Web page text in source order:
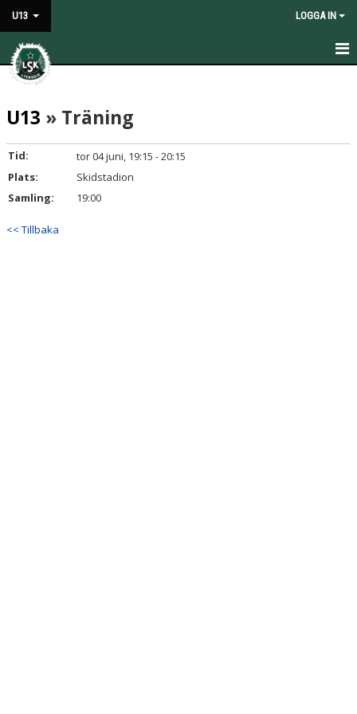
U13 LOGGA IN
HEM
NYHETER
KALENDER
MATCHER
U13 » Träning
Tid:
tor 04 juni, 19:15 - 20:15
Plats:
Skidstadion
Samling:
19:00
<< Tillbaka